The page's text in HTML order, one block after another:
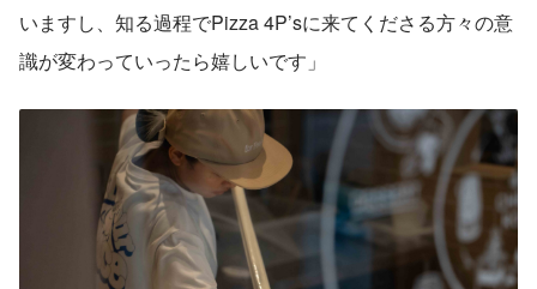
いますし、知る過程でPizza 4P’sに来てくださる方々の意
識が変わっていったら嬉しいです」